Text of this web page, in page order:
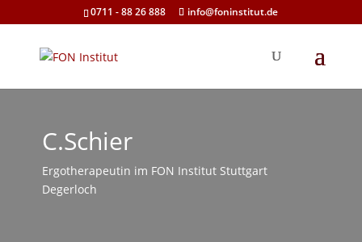
0711 - 88 26 888 info@foninstitut.de
C.Schier
Ergotherapeutin im FON Institut Stuttgart
Degerloch